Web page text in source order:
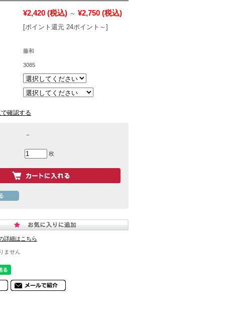
¥2,420 (税込) ～ ¥2,750 (税込)
[ポイント還元 24ポイント～]
藤和
3085
確認する
－
枚
詳細はこちら
ません